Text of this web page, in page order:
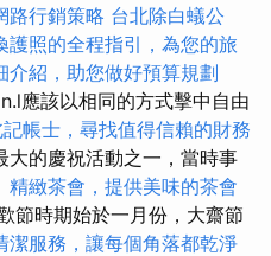
路行銷策略 台北除白蟻公
護照的全程指引，為您的旅
介紹，助您做好預算規劃
應該以相同的方式擊中自由
帳士，尋找值得信賴的財務
大的慶祝活動之一，當時事
精緻茶會，提供美味的茶會
節時期始於一月份，大齋節
潔服務，讓每個角落都乾淨